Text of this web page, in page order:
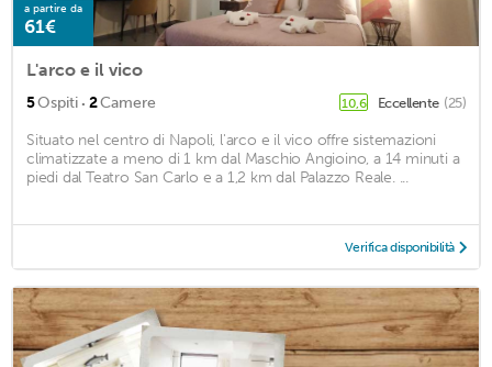
a partire da
61€
L'arco e il vico
5Ospiti · 2Camere 10,6 Eccellente (25)
Situato nel centro di Napoli, l'arco e il vico offre sistemazioni
climatizzate a meno di 1 km dal Maschio Angioino, a 14 minuti a
piedi dal Teatro San Carlo e a 1,2 km dal Palazzo Reale. ...
Verifica disponibilità